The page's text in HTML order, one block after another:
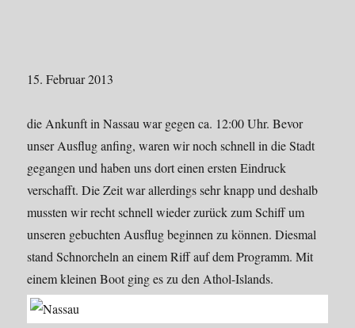
15. Februar 2013
die Ankunft in Nassau war gegen ca. 12:00 Uhr. Bevor
unser Ausflug anfing, waren wir noch schnell in die Stadt
gegangen und haben uns dort einen ersten Eindruck
verschafft. Die Zeit war allerdings sehr knapp und deshalb
mussten wir recht schnell wieder zurück zum Schiff um
unseren gebuchten Ausflug beginnen zu können. Diesmal
stand Schnorcheln an einem Riff auf dem Programm. Mit
einem kleinen Boot ging es zuden Athol-Islands.